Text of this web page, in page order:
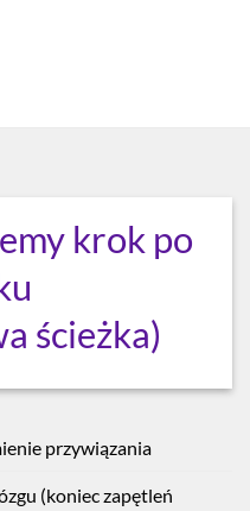
krok po
ścieżka)
przywiązania
(koniec zapętleń